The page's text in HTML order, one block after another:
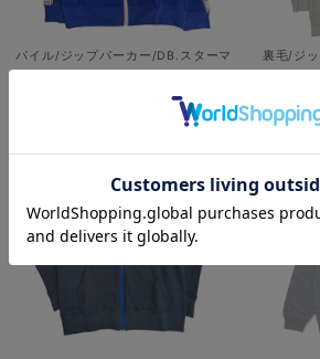
パイル/ジップパーカー/DB.スターマ
ン
裏毛/ジ